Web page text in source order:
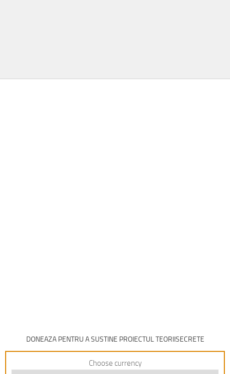
DONEAZA PENTRU A SUSTINE PROIECTUL TEORIISECRETE
Choose currency